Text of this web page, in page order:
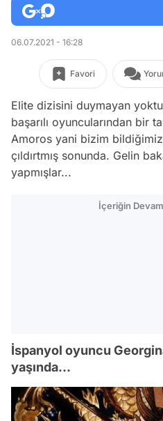
06.07.2021 - 16:28
Favori
Elite dizisini duymayan
başarılı oyuncularından bir
Amoros yani bizim
çıldırtmış sonunda. Gelin
yapmışlar...
İçeriğin
İspanyol oyuncu
yaşında...